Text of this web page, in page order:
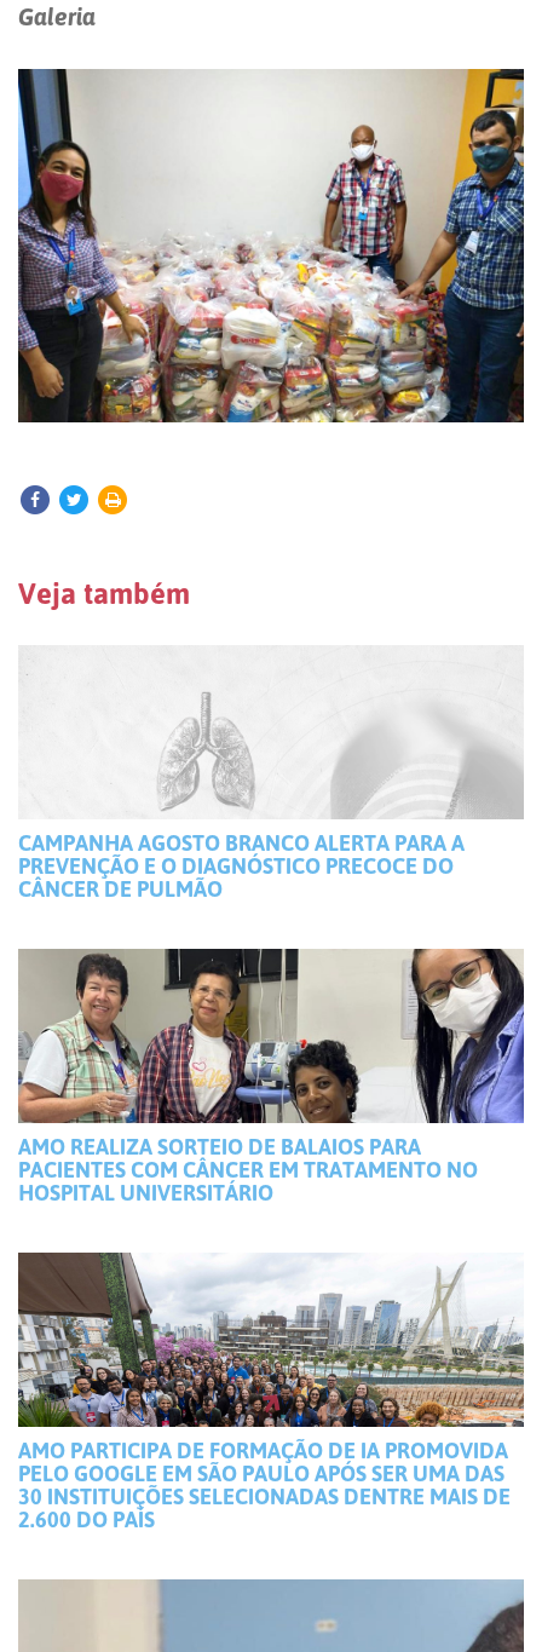
Galeria
Veja também
CAMPANHA AGOSTO BRANCO ALERTA PARA A
PREVENÇÃO E O DIAGNÓSTICO PRECOCE DO
CÂNCER DE PULMÃO
AMO REALIZA SORTEIO DE BALAIOS PARA
PACIENTES COM CÂNCER EM TRATAMENTO NO
HOSPITAL UNIVERSITÁRIO
AMO PARTICIPA DE FORMAÇÃO DE IA PROMOVIDA
PELO GOOGLE EM SÃO PAULO APÓS SER UMA DAS
30 INSTITUIÇÕES SELECIONADAS DENTRE MAIS DE
2.600 DO PAÍS